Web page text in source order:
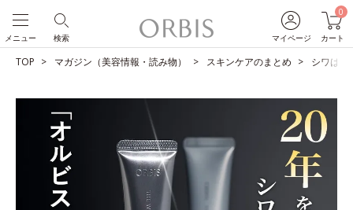
マイページ
0
カート
検索
メニュー
TOP マガジン（美容情報・読み物） スキンケアのまとめ シワは